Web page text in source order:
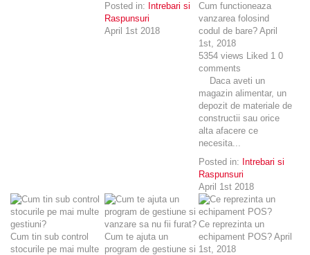
Posted in: Intrebari si
Raspunsuri
April 1st 2018
Cum functioneaza
vanzarea folosind
codul de bare? April
1st, 2018
5354 views Liked 1 0
comments
Daca aveti un
magazin alimentar, un
depozit de materiale de
constructii sau orice
alta afacere ce
necesita...
Posted in: Intrebari si
Raspunsuri
April 1st 2018
Cum tin sub control
stocurile pe mai multe
Cum te ajuta un
program de gestiune si
Ce reprezinta un
echipament POS? April
1st, 2018